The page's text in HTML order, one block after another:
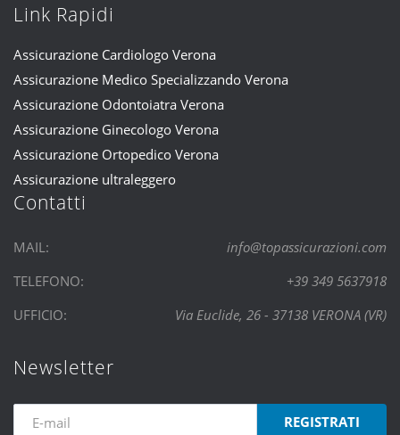
Link Rapidi
Assicurazione Cardiologo Verona
Assicurazione Medico Specializzando Verona
Assicurazione Odontoiatra Verona
Assicurazione Ginecologo Verona
Assicurazione Ortopedico Verona
Assicurazione ultraleggero
Contatti
MAIL:
info@topassicurazioni.com
TELEFONO:
+39 349 5637918
UFFICIO:
Via Euclide, 26 - 37138 VERONA (VR)
Newsletter
REGISTRATI